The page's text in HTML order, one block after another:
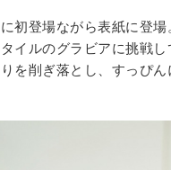
初登場ながら表紙に登
イルのグラビアに挑戦し
を削ぎ落とし、すっぴ